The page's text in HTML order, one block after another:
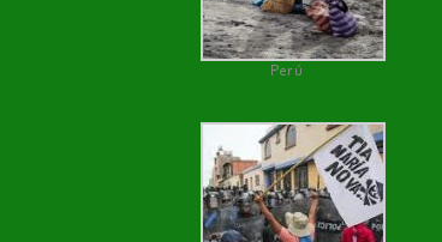
Perú